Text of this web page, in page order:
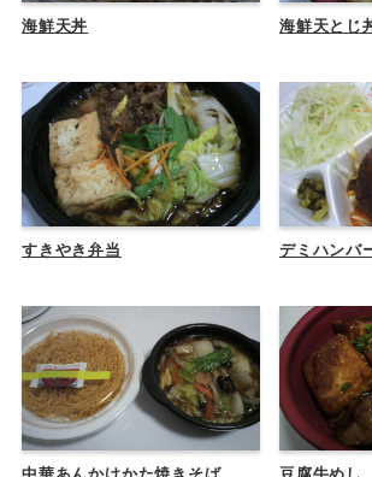
海鮮天丼 海鮮天とじ
すきやき弁当 デミハンバ